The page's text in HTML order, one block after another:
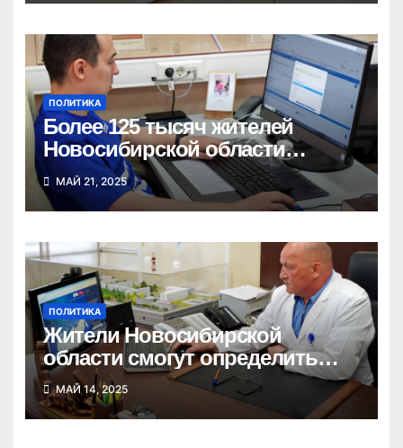
ПОЛИТИКА
Более 125 тысяч жителей
Новосибирской области
сделали выбор в
предварительном голосовании
«Единой России»
МАЙ 21, 2025
ПОЛИТИКА
Жители Новосибирской
области смогут определить
кандидатов от «Единой
России» на выборы в
Заксобрание и горсовет
МАЙ 14, 2025